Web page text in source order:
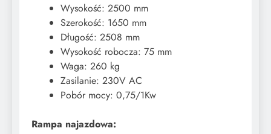
Wysokość: 2500 mm
Szerokość: 1650 mm
Długość: 2508 mm
Wysokość robocza: 75 mm
Waga: 260 kg
Zasilanie: 230V AC
Pobór mocy: 0,75/1Kw
Rampa najazdowa: